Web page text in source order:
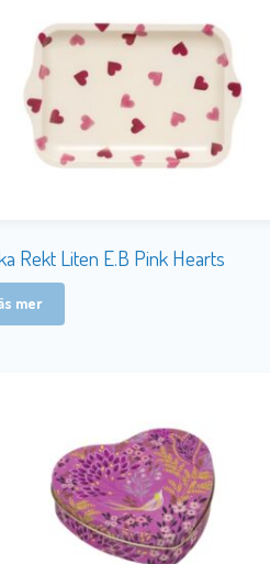
Rekt Liten E.B Pink Hearts
mer